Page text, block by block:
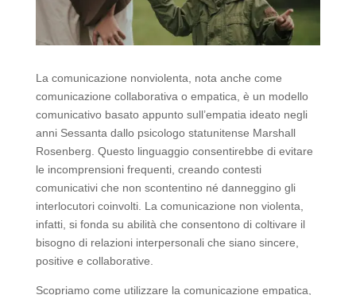
La comunicazione nonviolenta, nota anche come
comunicazione collaborativa o empatica, è un modello
comunicativo basato appunto sull’empatia ideato negli
anni Sessanta dallo psicologo statunitense Marshall
Rosenberg. Questo linguaggio consentirebbe di evitare
le incomprensioni frequenti, creando contesti
comunicativi che non scontentino né danneggino gli
interlocutori coinvolti. La comunicazione non violenta,
infatti, si fonda su abilità che consentono di coltivare il
bisogno di relazioni interpersonali che siano sincere,
positive e collaborative.
Scopriamo come utilizzare la comunicazione empatica,